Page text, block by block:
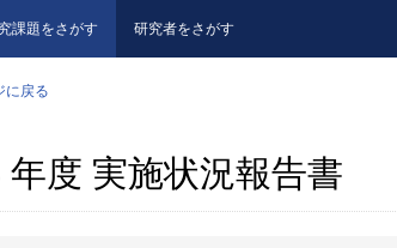
課題をさがす 研究者をさがす
に戻る
年度 実施状況報告書